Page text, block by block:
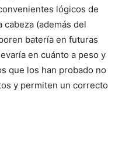
lógicos de
(además del
batería en futuras
en cuánto a peso y
que los han probado no
y permiten un correcto